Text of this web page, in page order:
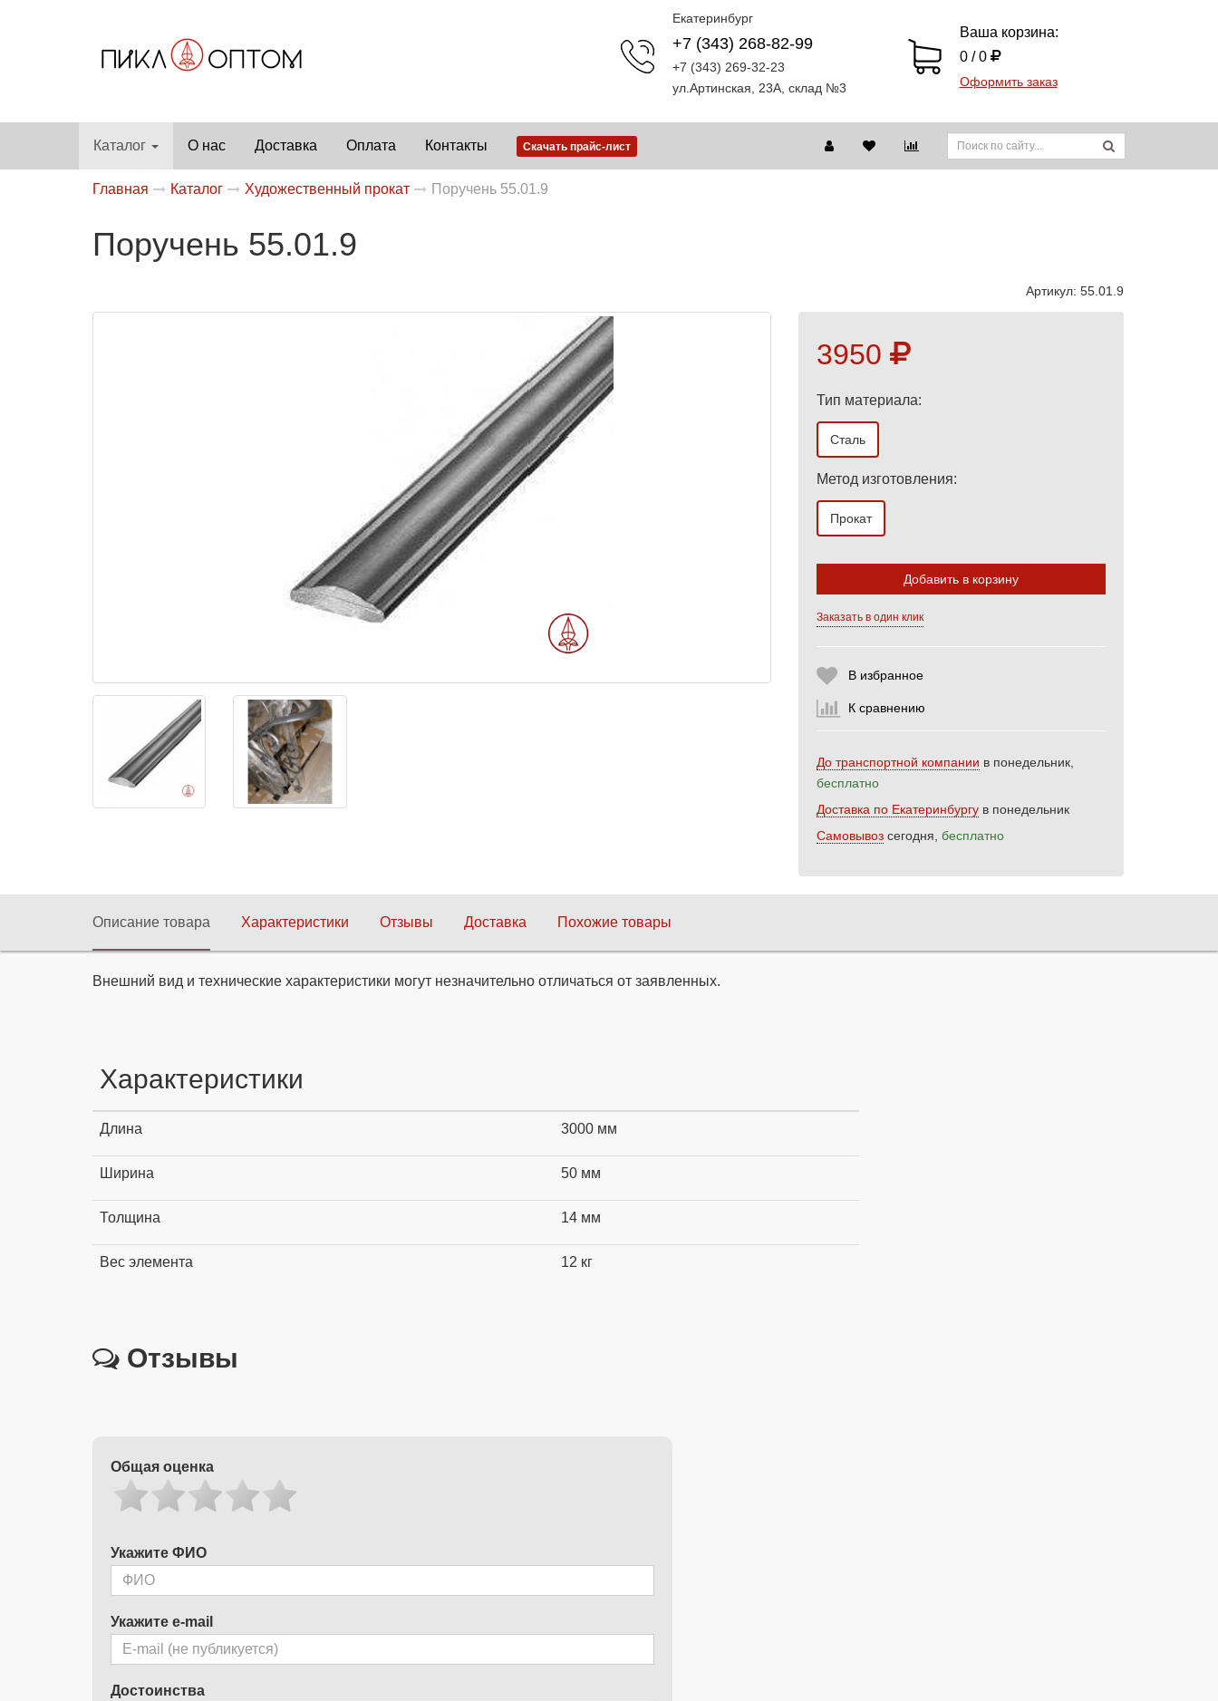
Екатеринбург
+7 (343) 268-82-99
+7 (343) 269-32-23
ул.Артинская, 23А, склад №3
Ваша корзина:
0 / 0
Оформить заказ
Каталог О нас Доставка Оплата Контакты Скачать прайс-лист
Главная Каталог Художественный прокат Поручень 55.01.9
Поручень 55.01.9
Артикул: 55.01.9
3950
Тип материала:
Сталь
Метод изготовления:
Прокат
Продолжить
Добавить в корзину
Заказать в один клик
В избранное
К сравнению
До транспортной компании в понедельник,
бесплатно
Доставка по Екатеринбургув понедельник
Самовывозсегодня, бесплатно
Описание товара Характеристики Отзывы Доставка Похожие товары
Внешний вид и технические характеристики могут незначительно отличаться от заявленных.
Характеристики
Длина 3000 мм
Ширина 50 мм
Толщина 14 мм
Вес элемента 12 кг
Отзывы
Общая оценка
Укажите ФИО
Укажите e-mail
Достоинства